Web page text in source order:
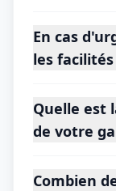
En cas
les
Quelle est
de votre
Combien